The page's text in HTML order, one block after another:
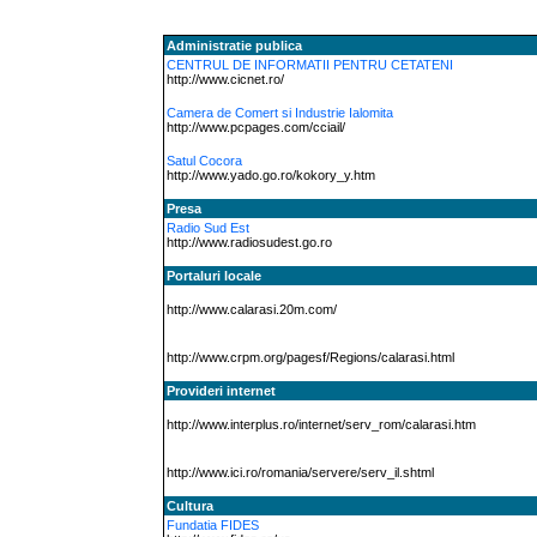
Administratie publica
CENTRUL DE INFORMATII PENTRU CETATENI
http://www.cicnet.ro/
Camera de Comert si Industrie Ialomita
http://www.pcpages.com/cciail/
Satul Cocora
http://www.yado.go.ro/kokory_y.htm
Presa
Radio Sud Est
http://www.radiosudest.go.ro
Portaluri locale
http://www.calarasi.20m.com/
http://www.crpm.org/pagesf/Regions/calarasi.html
Provideri internet
http://www.interplus.ro/internet/serv_rom/calarasi.htm
http://www.ici.ro/romania/servere/serv_il.shtml
Cultura
Fundatia FIDES